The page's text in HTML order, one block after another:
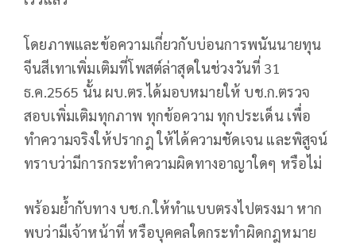
โดยภาพและข้อความเกี่ยวกับบ่อนการพนันนายทุน
จีนสีเทาเพิ่มเติมที่โพสต์ล่าสุดในช่วงวันที่ 31
ธ.ค.2565 นั้น ผบ.ตร.ได้มอบหมายให้ บช.ก.ตรวจ
สอบเพิ่มเติมทุกภาพ ทุกข้อความ ทุกประเด็น เพื่อ
ทำความจริงให้ปรากฎ ให้ได้ความชัดเจน และพิสูจน์
ทราบว่ามีการกระทำความผิดทางอาญาใดๆ หรือไม่
พร้อมย้ำกับทาง บช.ก.ให้ทำแบบตรงไปตรงมา หาก
พบว่ามีเจ้าหน้าที่ หรือบุคคลใดกระทำผิดกฎหมาย